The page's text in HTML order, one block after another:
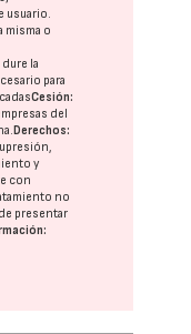
usuario.
misma o
la
para
Cesión:
del
Derechos:
y
con
no
presentar